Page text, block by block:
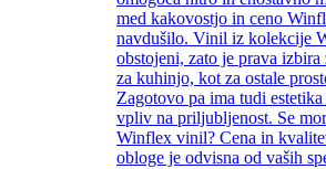
med kakovostjo in ceno
navdušilo. Vinil iz kolekcije
obstojeni, zato je prava izbira
za kuhinjo, kot za ostale
Zagotovo pa ima tudi
vpliv na priljubljenost. Se
Winflex vinil? Cena in
obloge je odvisna od vaših